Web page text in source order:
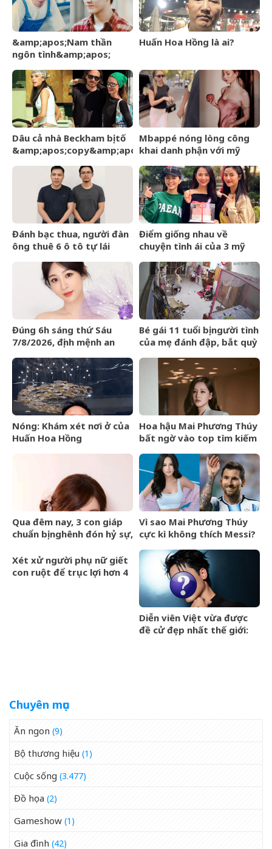
&amp;apos;Nam thần
ngôn tình&amp;apos;
U60 vẫn như thanh niên
Huấn Hoa Hồng là ai?
Dâu cả nhà Beckham bị tố
&amp;apos;copy&amp;apos;
Victoria giữa sóng gió gia
Mbappé nóng lòng công
khai danh phận với mỹ
rồi
Đánh bạc thua, người đàn
ông thuê 6 ô tô tự lái
Điểm giống nhau về
chuyện tình ái của 3 mỹ
Đúng 6h sáng thứ Sáu
7/8/2026, định mệnh an
như cá chép hóa rồng,
giàu có lên bất chấp
Bé gái 11 tuổi bị người tình
của mẹ đánh đập, bắt quỳ
Nóng: Khám xét nơi ở của
Huấn Hoa Hồng
Hoa hậu Mai Phương Thúy
bất ngờ vào top tìm kiếm
vọt
Qua đêm nay, 3 con giáp
chuẩn bị nghênh đón hỷ sự,
hương hóa Rồng hóa
Phượng
Vì sao Mai Phương Thúy
cực kì không thích Messi?
Xét xử người phụ nữ giết
con ruột để trục lợi hơn 4
Diễn viên Việt vừa được
đề cử đẹp nhất thế giới:
Chuyên mục
Ăn ngon (9)
Bộ thương hiệu (1)
Cuộc sống (3.477)
Đồ họa (2)
Gameshow (1)
Gia đình (42)